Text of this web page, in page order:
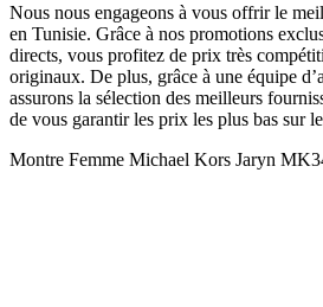
Nous nous engageons à vous offrir le
en Tunisie. Grâce à nos promotions
directs, vous profitez de prix très
originaux. De plus, grâce à une équipe
assurons la sélection des meilleurs
de vous garantir les prix les plus bas sur
Montre Femme Michael Kors Jaryn